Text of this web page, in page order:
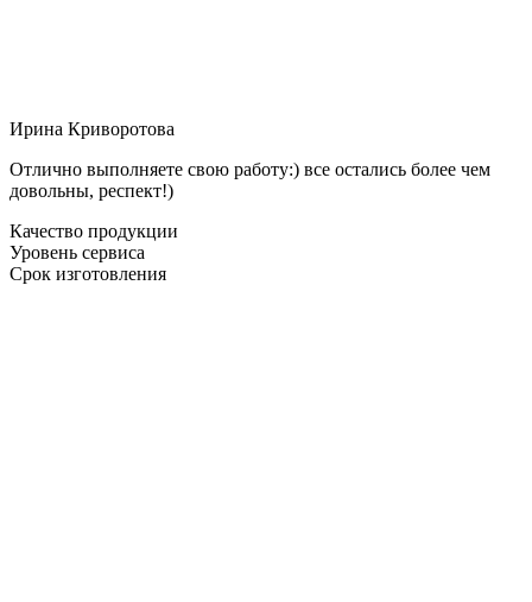
Ирина Криворотова
Отлично выполняете свою работу:) все остались более чем
довольны, респект!)
Качество продукции
Уровень сервиса
Срок изготовления